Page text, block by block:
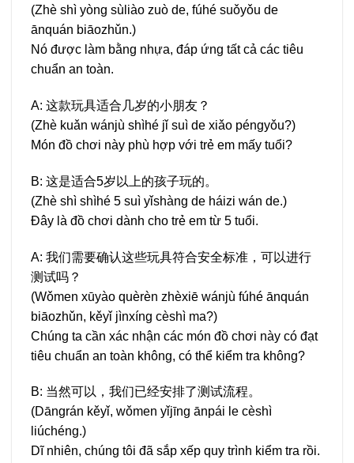
(Zhè shì yòng sùliào zuò de, fúhé suǒyǒu de
ānquán biāozhǔn.)
Nó được làm bằng nhựa, đáp ứng tất cả các tiêu
chuẩn an toàn.
A: 这款玩具适合几岁的小朋友？
(Zhè kuǎn wánjù shìhé jǐ suì de xiǎo péngyǒu?)
Món đồ chơi này phù hợp với trẻ em mấy tuổi?
B: 这是适合5岁以上的孩子玩的。
(Zhè shì shìhé 5 suì yǐshàng de háizi wán de.)
Đây là đồ chơi dành cho trẻ em từ 5 tuổi.
A: 我们需要确认这些玩具符合安全标准，可以进行
测试吗？
(Wǒmen xūyào quèrèn zhèxiē wánjù fúhé ānquán
biāozhǔn, kěyǐ jìnxíng cèshì ma?)
Chúng ta cần xác nhận các món đồ chơi này có đạt
tiêu chuẩn an toàn không, có thể kiểm tra không?
B: 当然可以，我们已经安排了测试流程。
(Dāngrán kěyǐ, wǒmen yǐjīng ānpái le cèshì
liúchéng.)
Dĩ nhiên, chúng tôi đã sắp xếp quy trình kiểm tra rồi.